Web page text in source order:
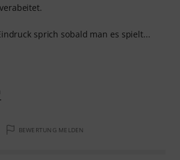
sprich sobald man es spielt...
BEWERTUNG MELDEN